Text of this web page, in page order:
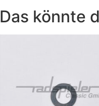
Das könnte